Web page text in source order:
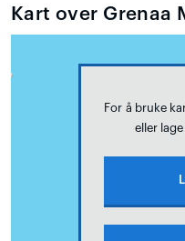
Kart over Grenaa
For å bruke
eller